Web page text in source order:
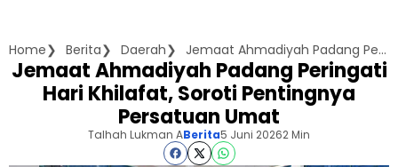
Home Berita Daerah Jemaat Ahmadiyah Padang Peringati Hari Khilafat, Soroti Pentingnya Persatuan Umat
Jemaat Ahmadiyah Padang Peringati
Hari Khilafat, Soroti Pentingnya
Persatuan Umat
Talhah Lukman ABerita5 Juni 20262 Min